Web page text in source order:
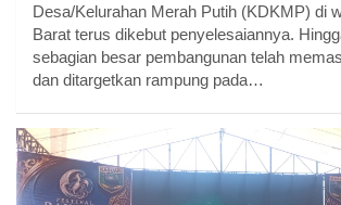
Desa/Kelurahan Merah Putih (KDKMP) di
Barat terus dikebut penyelesaiannya.
sebagian besar pembangunan telah
dan ditargetkan rampung pada…